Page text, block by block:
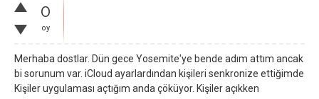
0
oy
Merhaba dostlar. Dün gece Yosemite'ye bende adım attım ancak
bi sorunum var. iCloud ayarlardından kişileri senkronize ettiğimde
Kişiler uygulaması açtığım anda çöküyor. Kişiler açıkken